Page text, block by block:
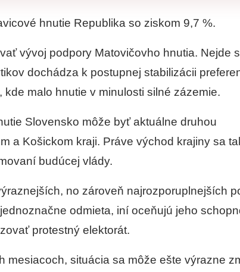
hnutie Republika so ziskom 9,7 %.
vývoj podpory Matovičovho hnutia. Nejde
dochádza k postupnej stabilizácii
malo hnutie v minulosti silné zázemie.
Slovensko môže byť aktuálne druhou
a Košickom kraji. Práve východ krajiny sa
budúcej vlády.
no zároveň najrozporuplnejších
odmieta, iní oceňujú jeho
protestný elektorát.
mesiacoch, situácia sa môže ešte výrazne